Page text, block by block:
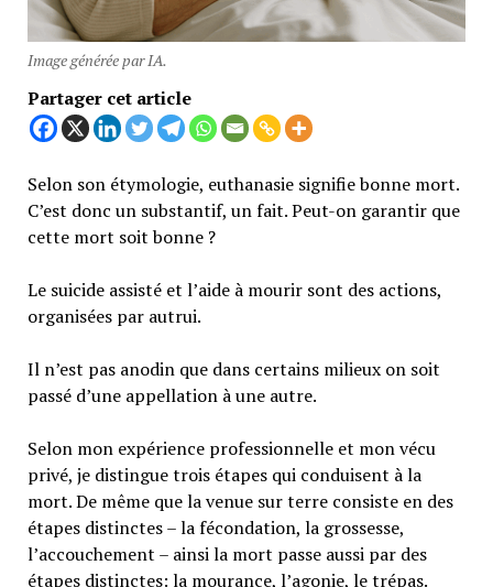
Image générée par IA.
Partager cet article
Selon son étymologie, euthanasie signifie bonne mort.
C’est donc un substantif, un fait. Peut-on garantir que
cette mort soit bonne ?
Le suicide assisté et l’aide à mourir sont des actions,
organisées par autrui.
Il n’est pas anodin que dans certains milieux on soit
passé d’une appellation à une autre.
Selon mon expérience professionnelle et mon vécu
privé, je distingue trois étapes qui conduisent à la
mort. De même que la venue sur terre consiste en des
étapes distinctes – la fécondation, la grossesse,
l’accouchement – ainsi la mort passe aussi par des
étapes distinctes: la mourance, l’agonie, le trépas.